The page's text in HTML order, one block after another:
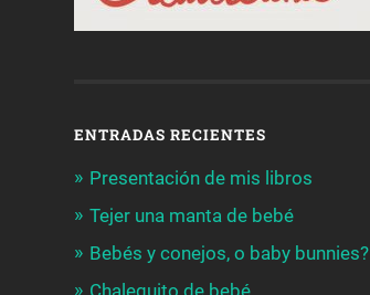
ENTRADAS RECIENTES
Presentación de mis libros
Tejer una manta de bebé
Bebés y conejos, o baby bunnies?